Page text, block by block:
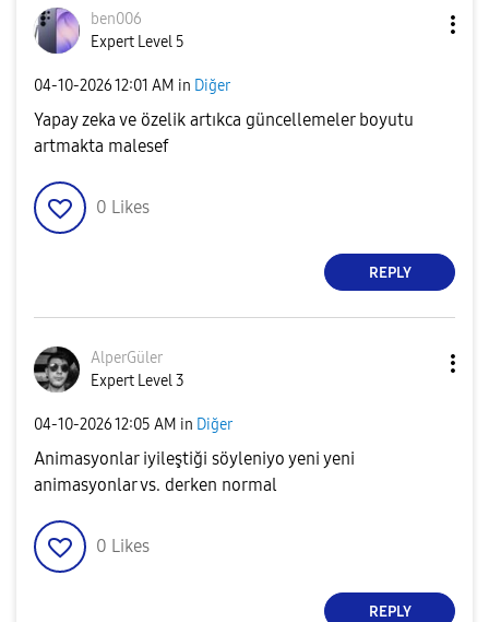
ben006
Expert Level 5
‎04-10-202612:01 AM in Diğer
Yapay zeka ve özelik artıkca güncellemeler boyutu
artmakta malesef
0 Likes
REPLY
AlperGüler
Expert Level 3
‎04-10-202612:05 AM in Diğer
Animasyonlar iyileştiği söyleniyo yeni yeni
animasyonlar vs. derken normal
0 Likes
REPLY